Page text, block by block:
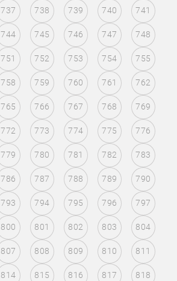
737 738 739 740 741
744 745 746 747 748
751 752 753 754 755
758 759 760 761 762
765 766 767 768 769
772 773 774 775 776
779 780 781 782 783
786 787 788 789 790
793 794 795 796 797
800 801 802 803 804
807 808 809 810 811
814 815 816 817 818